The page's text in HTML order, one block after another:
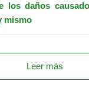
los daños
mismo
Leer más